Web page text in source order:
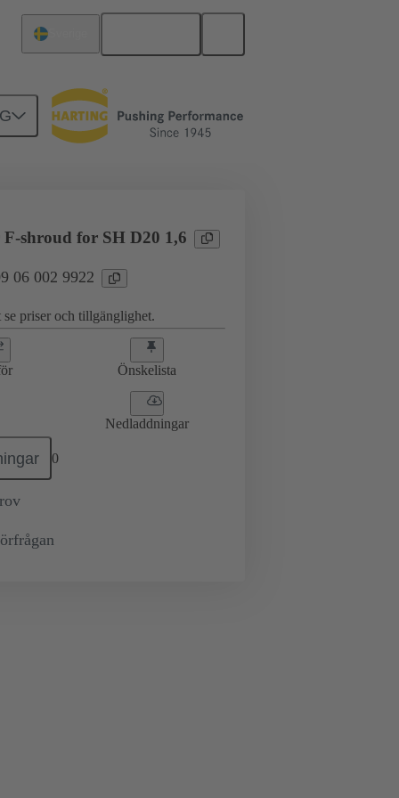
till dotterkort 09 06 002 9922
shroud for SH D20 1,6
06 002 9922
priser och tillgänglighet.
Önskelista
Nedladdningar
0